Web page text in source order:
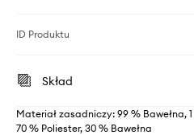
ID Produktu
Skład
Materiał zasadniczy: 99 % Bawełna,
70 % Poliester, 30 % Bawełna